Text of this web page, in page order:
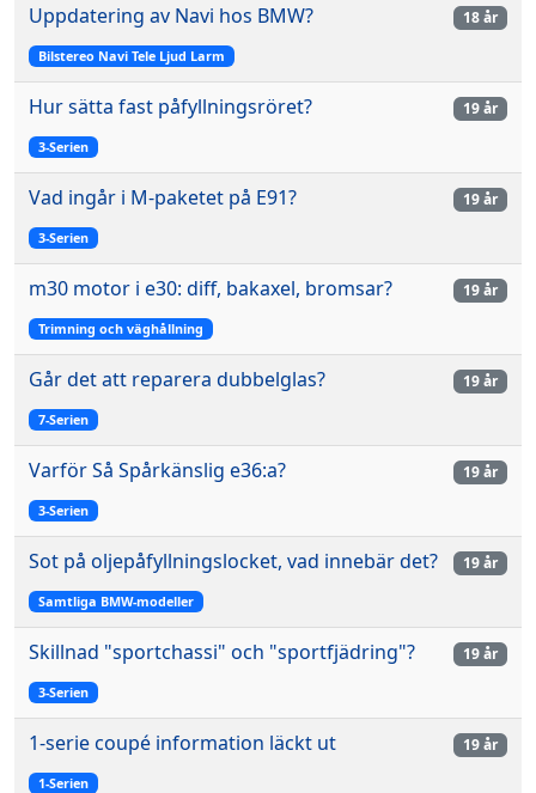
Uppdatering av Navi hos BMW?
Bilstereo Navi Tele Ljud Larm
18 år
Hur sätta fast påfyllningsröret?
3-Serien
19 år
Vad ingår i M-paketet på E91?
3-Serien
19 år
m30 motor i e30: diff, bakaxel, bromsar?
Trimning och väghållning
19 år
Går det att reparera dubbelglas?
7-Serien
19 år
Varför Så Spårkänslig e36:a?
3-Serien
19 år
Sot på oljepåfyllningslocket, vad innebär det?
Samtliga BMW-modeller
19 år
Skillnad "sportchassi" och "sportfjädring"?
3-Serien
19 år
1-serie coupé information läckt ut
1-Serien
19 år